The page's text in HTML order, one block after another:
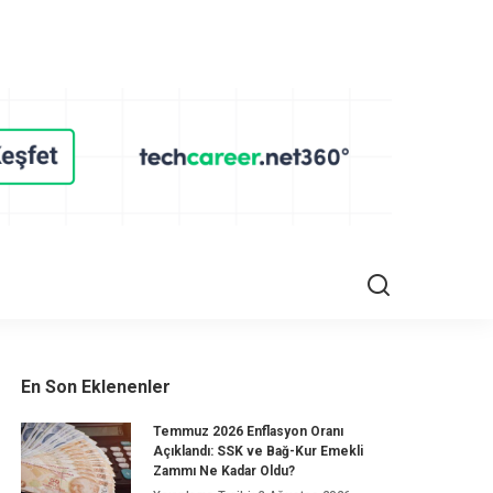
En Son Eklenenler
Temmuz 2026 Enflasyon Oranı
Açıklandı: SSK ve Bağ-Kur Emekli
Zammı Ne Kadar Oldu?